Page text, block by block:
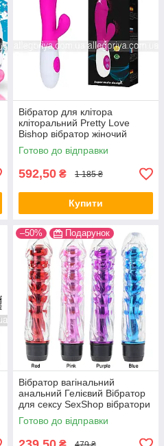
Вібратор для клітора
кліторальний Pretty Love
Bishop вібратор жіночий
Жіночий вібратор для клітора
Готово до відправки
592,50 ₴ 1 185 ₴
Купити
–50% Подарунок
Вібратор вагінальний
анальний Гелієвий Вібратор
для сексу SexShop вібратори
жіночі інтимні
Готово до відправки